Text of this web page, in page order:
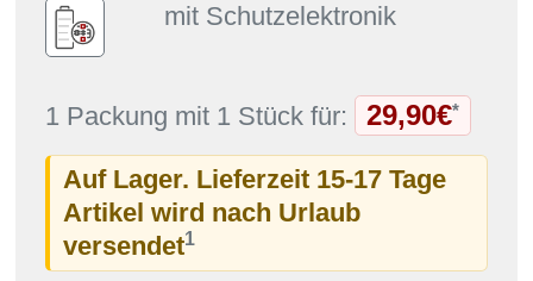
mit Schutzelektronik
1 Packung mit 1 Stück für: 29,90€*
Auf Lager. Lieferzeit 15-17 Tage
Artikel wird nach Urlaub
versendet1